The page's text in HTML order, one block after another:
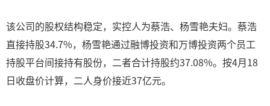
该公司的股权结构稳定，实控人为蔡浩、杨雪艳夫妇。蔡浩
直接持股34.7%，杨雪艳通过融博投资和万博投资两个员工
持股平台间接持有股份，二者合计持股约37.08%。按4月18
日收盘价计算，二人身价接近37亿元。